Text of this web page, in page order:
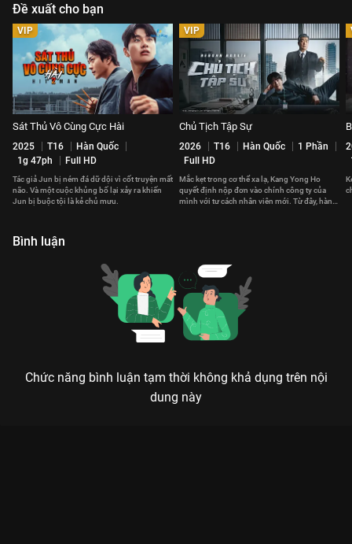
Đề xuất cho bạn
VIP
Sát Thủ Vô Cùng Cực Hài
2025 T16
Hàn Quốc
1g 47ph
Full HD
Tác giả Jun bị ném đá dữ dội vì cốt truyện mất
não. Và một cuộc khủng bố lại xảy ra khiến
Jun bị buộc tội là kẻ chủ mưu.
VIP
Chủ Tịch Tập Sự
2026 T16 Hàn Quốc
1 Phần
Full HD
Mắc kẹt trong cơ thể xa lạ, Kang Yong Ho
quyết định nộp đơn vào chính công ty của
mình với tư cách nhân viên mới. Từ đây, hành
Bình luận
Chức năng bình luận tạm thời không khả dụng trên nội
dung này